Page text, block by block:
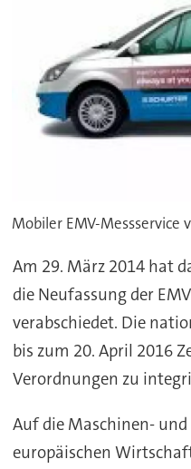
Mobiler EMV-Messservice
Am 29. März 2014 hat
die Neufassung der
verabschiedet. Die
bis zum 20. April 2016
Verordnungen zu
Auf die Maschinen-
europäischen